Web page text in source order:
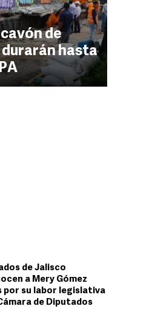
de
hasta
de Jalisco
a Mery Gómez
por su labor legislativa
de Diputados